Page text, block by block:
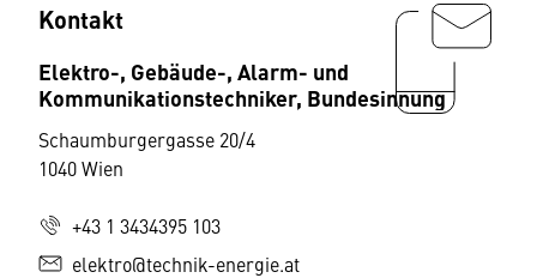
Kontakt
Elektro-, Gebäude-, Alarm- und
Kommunikationstechniker, Bundesinnung
Schaumburgergasse 20/4
1040 Wien
+43 1 3434395 103
elektro@technik-energie.at